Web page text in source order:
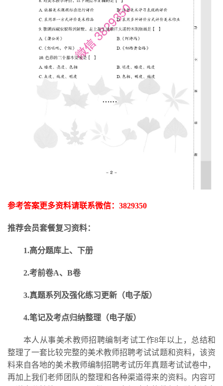
参考答案更多资料请联系微信： 3829350
推荐会员套餐复习资料：
1.高分题库上、下册
2.考前卷A、B卷
3.真题系列及强化练习更新 （电子版）
4.笔记及考点归纳整理（电子版）
本人从事美术教师招聘编制考试工作8年以上，总结和
整理了一套比较完整的美术教师招聘考试试题和资料，该资
料来自各地的美术教师编制招聘考试历年真题考试试卷中，
再加上我们老师团队的整理和各种渠道得来的资料。内容可